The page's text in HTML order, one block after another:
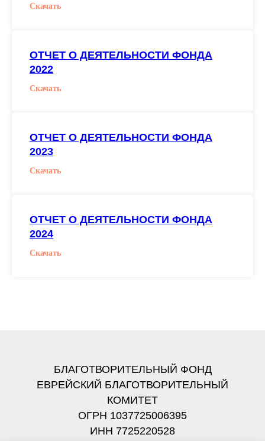
Скачать
ОТЧЕТ О ДЕЯТЕЛЬНОСТИ ФОНДА
2022
Скачать
ОТЧЕТ О ДЕЯТЕЛЬНОСТИ ФОНДА
2023
Скачать
ОТЧЕТ О ДЕЯТЕЛЬНОСТИ ФОНДА
2024
Скачать
БЛАГОТВОРИТЕЛЬНЫЙ ФОНД
ЕВРЕЙСКИЙ БЛАГОТВОРИТЕЛЬНЫЙ
КОМИТЕТ
ОГРН 1037725006395
ИНН 7725220528